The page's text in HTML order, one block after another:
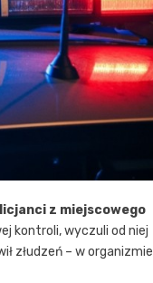
z miejscowego
kontroli, wyczuli od niej
złudzeń – w organizmie